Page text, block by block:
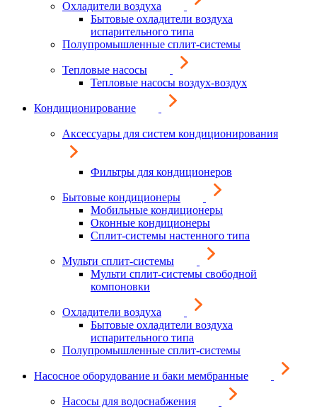
Охладители воздуха
Бытовые охладители воздуха
испарительного типа
Полупромышленные сплит-системы
Тепловые насосы
Тепловые насосы воздух-воздух
Кондиционирование
Аксессуары для систем кондиционирования
Фильтры для кондиционеров
Бытовые кондиционеры
Мобильные кондиционеры
Оконные кондиционеры
Сплит-системы настенного типа
Мульти сплит-системы
Мульти сплит-системы свободной
компоновки
Охладители воздуха
Бытовые охладители воздуха
испарительного типа
Полупромышленные сплит-системы
Насосное оборудование и баки мембранные
Насосы для водоснабжения